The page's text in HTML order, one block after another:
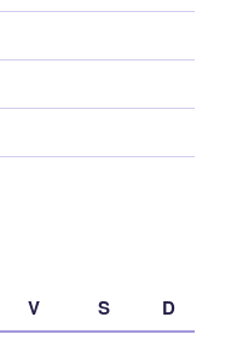
V S D